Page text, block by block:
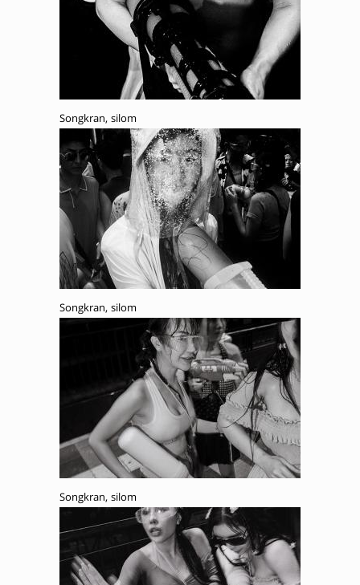
Songkran, silom
Songkran, silom
Songkran, silom